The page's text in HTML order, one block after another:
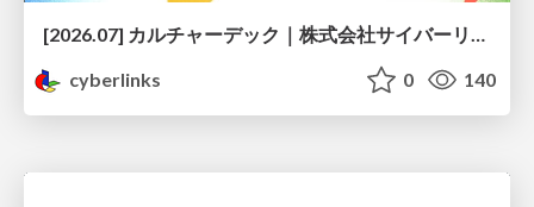
[2026.07] カルチャーデック｜株式会社サイバーリンクス
cyberlinks
0 140